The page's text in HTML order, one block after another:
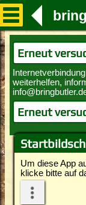
Um diese App
klicke bitte auf
Erneut
Erneut